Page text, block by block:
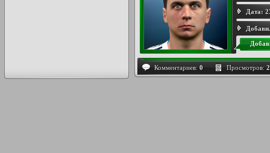
Дата:
Комментариев: 0 Просмотров: